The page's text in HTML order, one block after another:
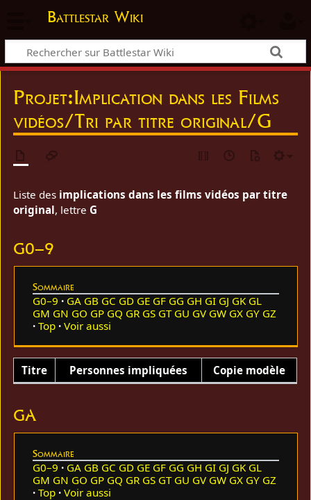
Battlestar Wiki
Projet:Implication dans les Films
vidéos/Tri par titre original/G
Liste des implications dans les films vidéos par titre
original, lettre G
G0–9
Sommaire
G0–9 GA GB GC GD GE GF GG GH GI GJ GK GL
GM GN GO GP GQ GR GS GT GU GV GW GX GY GZ
Top
Voir aussi
Titre Personnes impliquées Copie modèle
GA
Sommaire
G0–9 GA GB GC GD GE GF GG GH GI GJ GK GL
GM GN GO GP GQ GR GS GT GU GV GW GX GY GZ
Top
Voir aussi